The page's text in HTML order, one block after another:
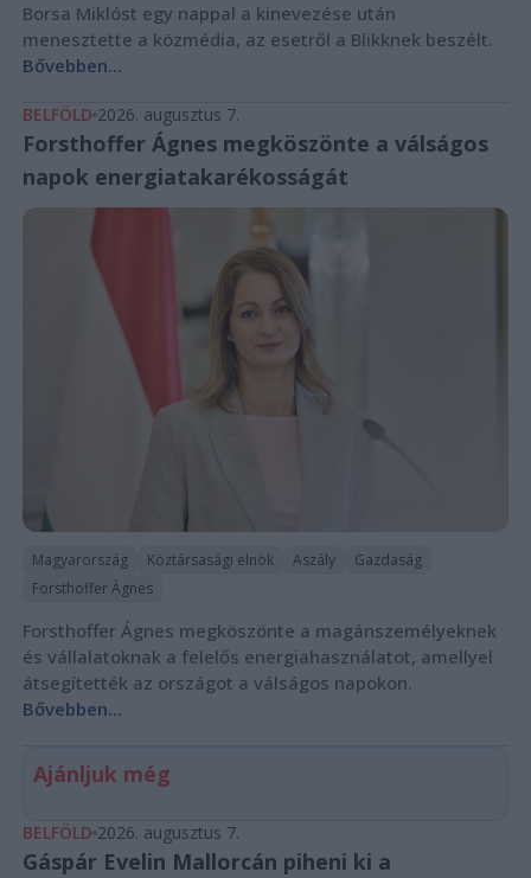
Borsa Miklóst egy nappal a kinevezése után
menesztette a közmédia, az esetről a Blikknek beszélt.
Bővebben...
BELFÖLD 2026. augusztus 7.
Forsthoffer Ágnes megköszönte a válságos
napok energiatakarékosságát
Magyarország Köztársasági elnök Aszály
Gazdaság
Forsthoffer Ágnes
Forsthoffer Ágnes megköszönte a magánszemélyeknek
és vállalatoknak a felelős energiahasználatot, amellyel
átsegítették az országot a válságos napokon.
Bővebben...
Ajánljuk még
BELFÖLD 2026. augusztus 7.
Gáspár Evelin Mallorcán piheni ki a